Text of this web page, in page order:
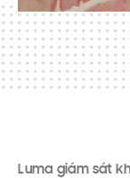
Luma giám sát